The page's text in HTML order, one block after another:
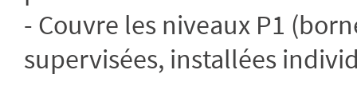
- Couvre les niveaux P1
supervisées, installées